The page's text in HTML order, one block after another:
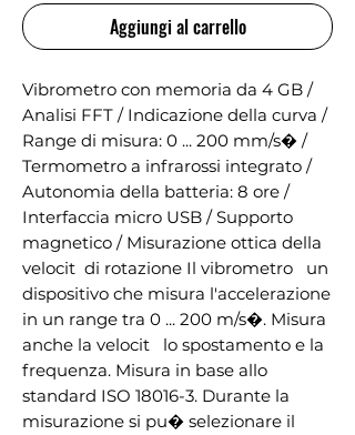
Aggiungi al carrello
Vibrometro con memoria da 4 GB /
Analisi FFT / Indicazione della curva /
Range di misura: 0 ... 200 mm/s� /
Termometro a infrarossi integrato /
Autonomia della batteria: 8 ore /
Interfaccia micro USB / Supporto
magnetico / Misurazione ottica della
velocit  di rotazione Il vibrometro   un
dispositivo che misura l'accelerazione
in un range tra 0 ... 200 m/s�. Misura
anche la velocit   lo spostamento e la
frequenza. Misura in base allo
standard ISO 18016-3. Durante la
misurazione si pu� selezionare il